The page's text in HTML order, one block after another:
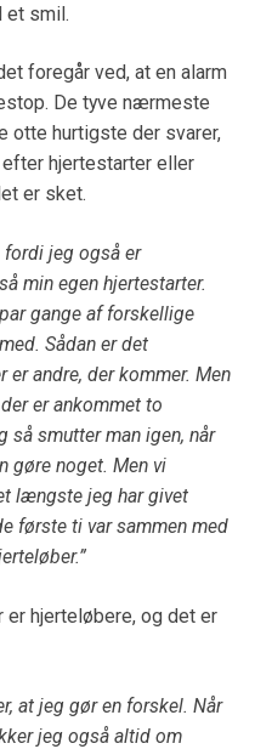
et smil.
foregår ved, at en alarm
De tyve nærmeste
otte hurtigste der svarer,
hjertestarter eller
er sket.
fordi jeg også er
min egen hjertestarter.
gange af forskellige
Sådan er det
er andre, der kommer. Men
er ankommet to
så smutter man igen, når
gøre noget. Men vi
længste jeg har givet
første ti var sammen med
hjerteløbere, og det er
at jeg gør en forskel. Når
jeg også altid om